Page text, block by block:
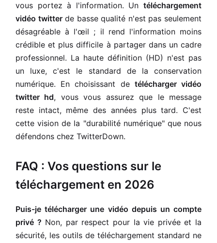
vous portez à l'information. Un téléchargement
vidéo twitterde basse qualité n'est pas seulement
désagréable à l'œil ; il rend l'information moins
crédible et plus difficile à partager dans un cadre
professionnel. La haute définition (HD) n'est pas
un luxe, c'est le standard de la conservation
numérique. En choisissant de télécharger vidéo
twitter hd, vous vous assurez que le message
reste intact, même des années plus tard. C'est
cette vision de la "durabilité numérique" que nous
défendons chez TwitterDown.
FAQ : Vos questions sur le
téléchargement en 2026
Puis-je télécharger une vidéo depuis un compte
privé ? Non, par respect pour la vie privée et la
sécurité, les outils de téléchargement standard ne